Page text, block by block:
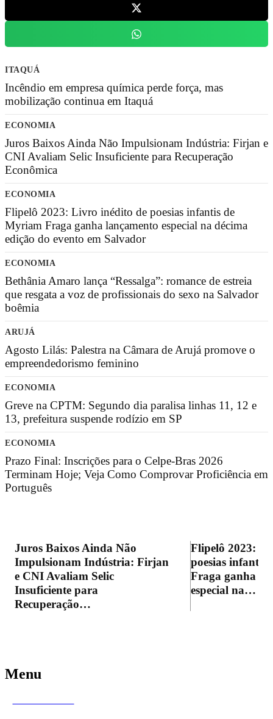
ITAQUÁ
Incêndio em empresa química perde força, mas
mobilização continua em Itaquá
ECONOMIA
Juros Baixos Ainda Não Impulsionam Indústria: Firjan e
CNI Avaliam Selic Insuficiente para Recuperação
Econômica
ECONOMIA
Flipelô 2023: Livro inédito de poesias infantis de
Myriam Fraga ganha lançamento especial na décima
edição do evento em Salvador
ECONOMIA
Bethânia Amaro lança “Ressalga”: romance de estreia
que resgata a voz de profissionais do sexo na Salvador
boêmia
ARUJÁ
Agosto Lilás: Palestra na Câmara de Arujá promove o
empreendedorismo feminino
ECONOMIA
Greve na CPTM: Segundo dia paralisa linhas 11, 12 e
13, prefeitura suspende rodízio em SP
ECONOMIA
Prazo Final: Inscrições para o Celpe-Bras 2026
Terminam Hoje; Veja Como Comprovar Proficiência em
Português
Juros Baixos Ainda Não
Impulsionam Indústria: Firjan
e CNI Avaliam Selic
Insuficiente para
Recuperação…
Flipelô 2023:
poesias infantis
Fraga ganha
especial na…
Menu